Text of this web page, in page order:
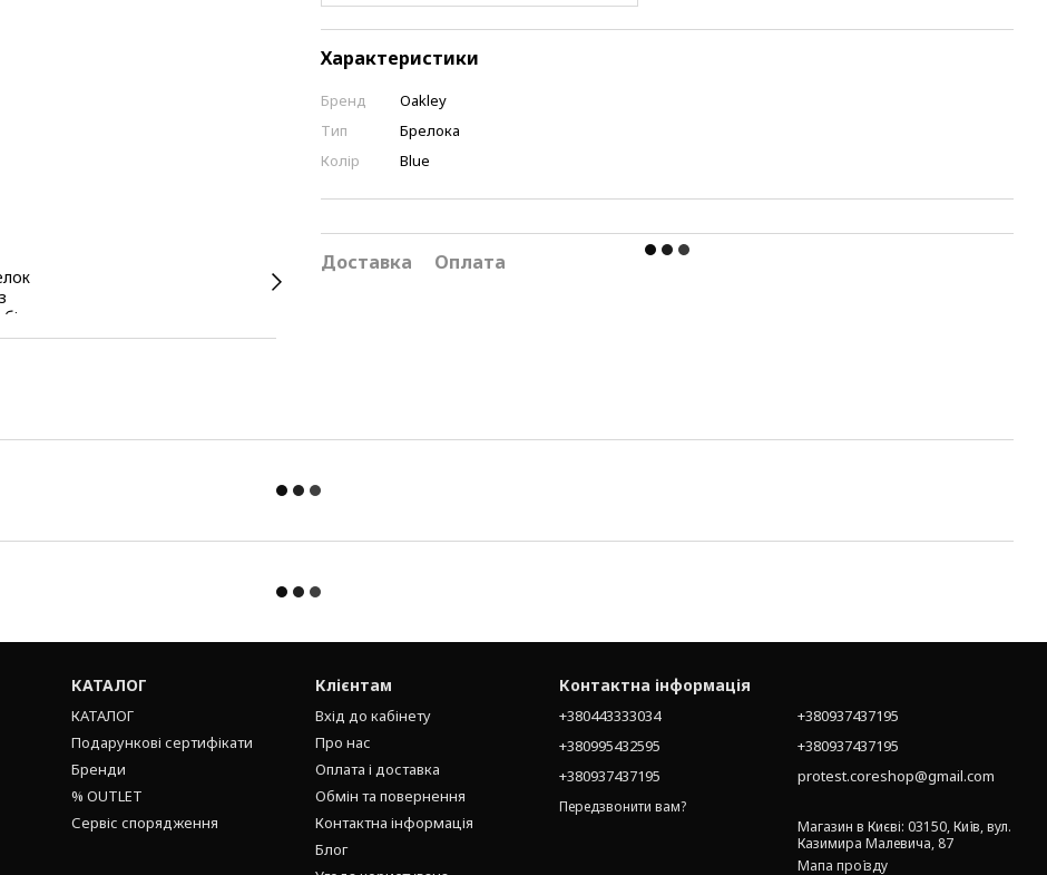
Характеристики
Бренд
Oakley
Тип
Брелока
Колір
Blue
Доставка Оплата
КАТАЛОГ
КАТАЛОГ
Подарункові сертифікати
Бренди
% OUTLET
Сервіс спорядження
Клієнтам
Вхід до кабінету
Про нас
Оплата і доставка
Обмін та повернення
Контактна інформація
Блог
Контактна інформація
+380443333034
+380995432595
+380937437195
Передзвонити вам?
+380937437195
+380937437195
protest.coreshop@gmail.com
Магазин в Києві: 03150, Київ, вул.
Казимира Малевича, 87
Мапа проїзду